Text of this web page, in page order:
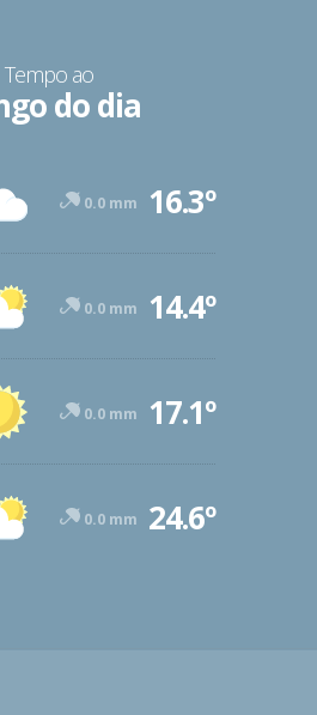
Tempo ao
do dia
0.0 mm 16.3º
0.0 mm 14.4º
0.0 mm 17.1º
0.0 mm 24.6º